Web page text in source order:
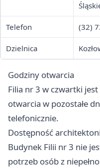
Telefon (32)
Dzielnica
Godziny otwarcia
Filia nr 3 w czwartki
otwarcia w pozostałe
telefonicznie.
Dostępność
Budynek Filii nr 3 nie
potrzeb osób z